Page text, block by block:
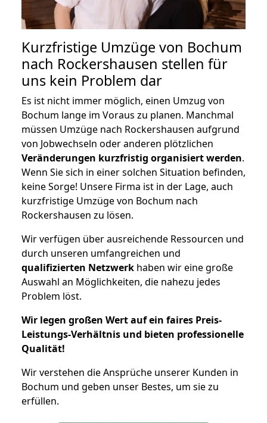
Kurzfristige Umzüge von Bochum
nach Rockershausen stellen für
uns kein Problem dar
Es ist nicht immer möglich, einen Umzug von
Bochum lange im Voraus zu planen. Manchmal
müssen Umzüge nach Rockershausen aufgrund
von Jobwechseln oder anderen plötzlichen
Veränderungen kurzfristig organisiert werden.
Wenn Sie sich in einer solchen Situation befinden,
keine Sorge! Unsere Firma ist in der Lage, auch
kurzfristige Umzüge von Bochum nach
Rockershausen zu lösen.
Wir verfügen über ausreichende Ressourcen und
durch unseren umfangreichen und
qualifizierten Netzwerk haben wir eine große
Auswahl an Möglichkeiten, die nahezu jedes
Problem löst.
Wir legen großen Wert auf ein faires Preis-
Leistungs-Verhältnis und bieten professionelle
Qualität!
Wir verstehen die Ansprüche unserer Kunden in
Bochum und geben unser Bestes, um sie zu
erfüllen.